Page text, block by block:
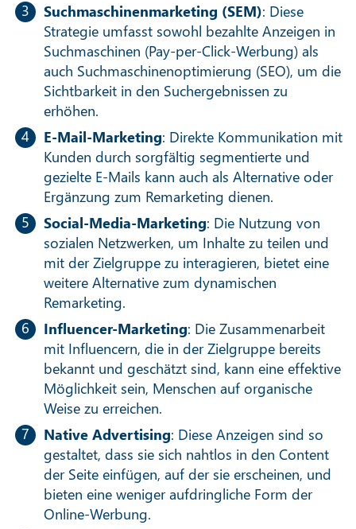
Suchmaschinenmarketing (SEM): Diese
Strategie umfasst sowohl bezahlte Anzeigen in
Suchmaschinen (Pay-per-Click-Werbung) als
auch Suchmaschinenoptimierung (SEO), um die
Sichtbarkeit in den Suchergebnissen zu
erhöhen.
E-Mail-Marketing: Direkte Kommunikation mit
Kunden durch sorgfältig segmentierte und
gezielte E-Mails kann auch als Alternative oder
Ergänzung zum Remarketing dienen.
Social-Media-Marketing: Die Nutzung von
sozialen Netzwerken, um Inhalte zu teilen und
mit der Zielgruppe zu interagieren, bietet eine
weitere Alternative zum dynamischen
Remarketing.
Influencer-Marketing: Die Zusammenarbeit
mit Influencern, die in der Zielgruppe bereits
bekannt und geschätzt sind, kann eine effektive
Möglichkeit sein, Menschen auf organische
Weise zu erreichen.
Native Advertising: Diese Anzeigen sind so
gestaltet, dass sie sich nahtlos in den Content
der Seite einfügen, auf der sie erscheinen, und
bieten eine weniger aufdringliche Form der
Online-Werbung.